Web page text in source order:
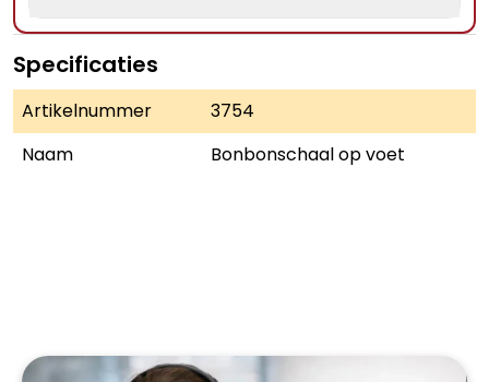
Specificaties
Artikelnummer
3754
Naam
Bonbonschaal op voet